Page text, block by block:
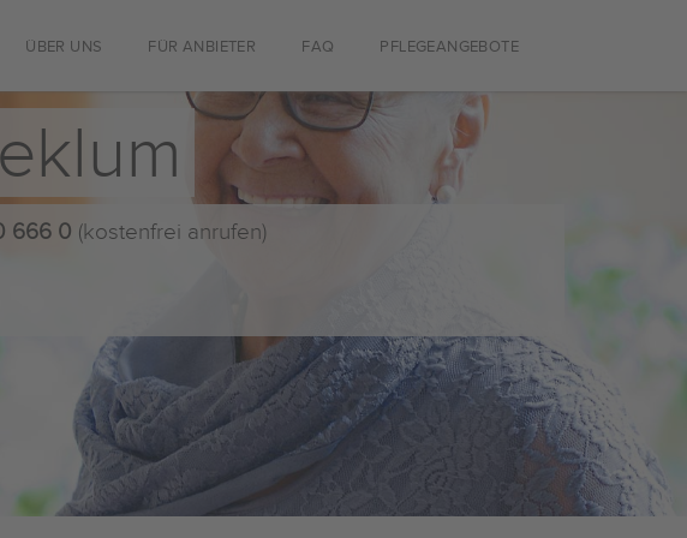
ÜBER UNS FÜR ANBIETER FAQ PFLEGEANGEBOTE
666 0 (kostenfrei anrufen)